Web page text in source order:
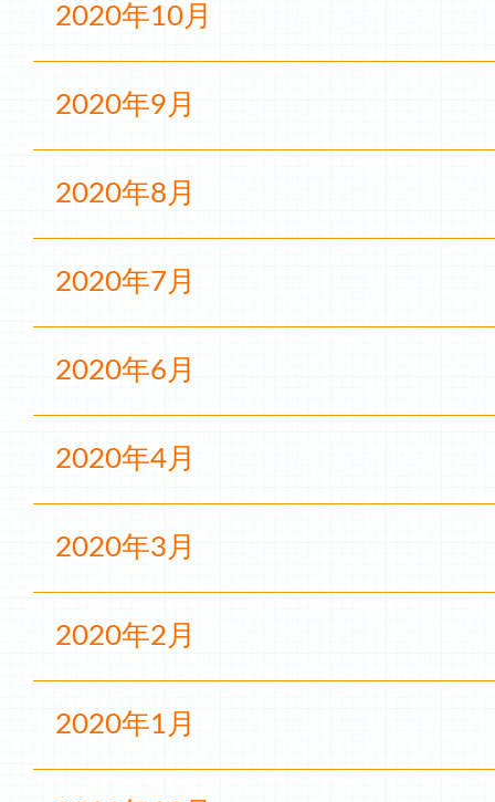
2020年10月
2020年9月
2020年8月
2020年7月
2020年6月
2020年4月
2020年3月
2020年2月
2020年1月